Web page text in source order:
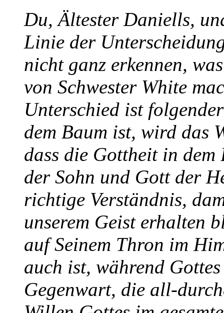
Du, Ältester Daniells,
Linie der
nicht ganz erkennen,
von Schwester White
Unterschied ist
dem Baum ist, wird das
dass die Gottheit in
der Sohn und Gott der
richtige Verständnis,
unserem Geist erhalten
auf Seinem Thron im
auch ist, während
Gegenwart, die all-